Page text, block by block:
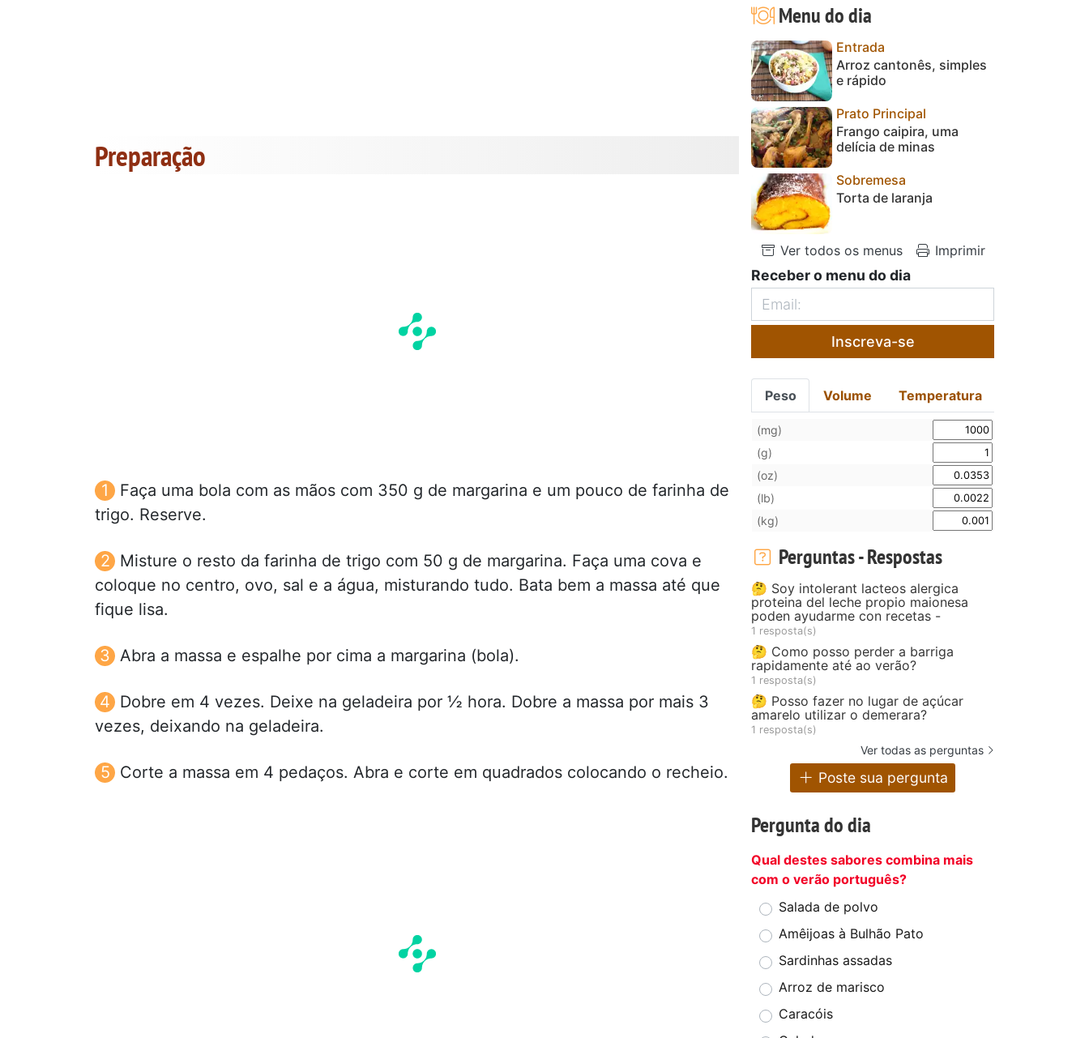
Preparação
Faça uma bola com as mãos com 350 g de margarina e um pouco de farinha de
trigo. Reserve.
Misture o resto da farinha de trigo com 50 g de margarina. Faça uma cova e
coloque no centro, ovo, sal e a água, misturando tudo. Bata bem a massa até que
fique lisa.
Abra a massa e espalhe por cima a margarina (bola).
Dobre em 4 vezes. Deixe na geladeira por ½ hora. Dobre a massa por mais 3
vezes, deixando na geladeira.
Corte a massa em 4 pedaços. Abra e corte em quadrados colocando o recheio.
Menu do dia
Entrada
Arroz cantonês, simples
e rápido
Prato Principal
Frango caipira, uma
delícia de minas
Sobremesa
Torta de laranja
Ver todos os menus Imprimir
Receber o menu do dia
Inscreva-se
Peso Volume Temperatura
(mg)
(g)
(oz)
(lb)
(kg)
Perguntas - Respostas
🤔 Soy intolerant lacteos alergica
proteina del leche propio maionesa
poden ayudarme con recetas -
1 resposta(s)
🤔 Como posso perder a barriga
rapidamente até ao verão?
1 resposta(s)
🤔 Posso fazer no lugar de açúcar
amarelo utilizar o demerara?
1 resposta(s)
Ver todas as perguntas
Poste sua pergunta
Pergunta do dia
Qual destes sabores combina mais
com o verão português?
Salada de polvo
Amêijoas à Bulhão Pato
Sardinhas assadas
Arroz de marisco
Caracóis